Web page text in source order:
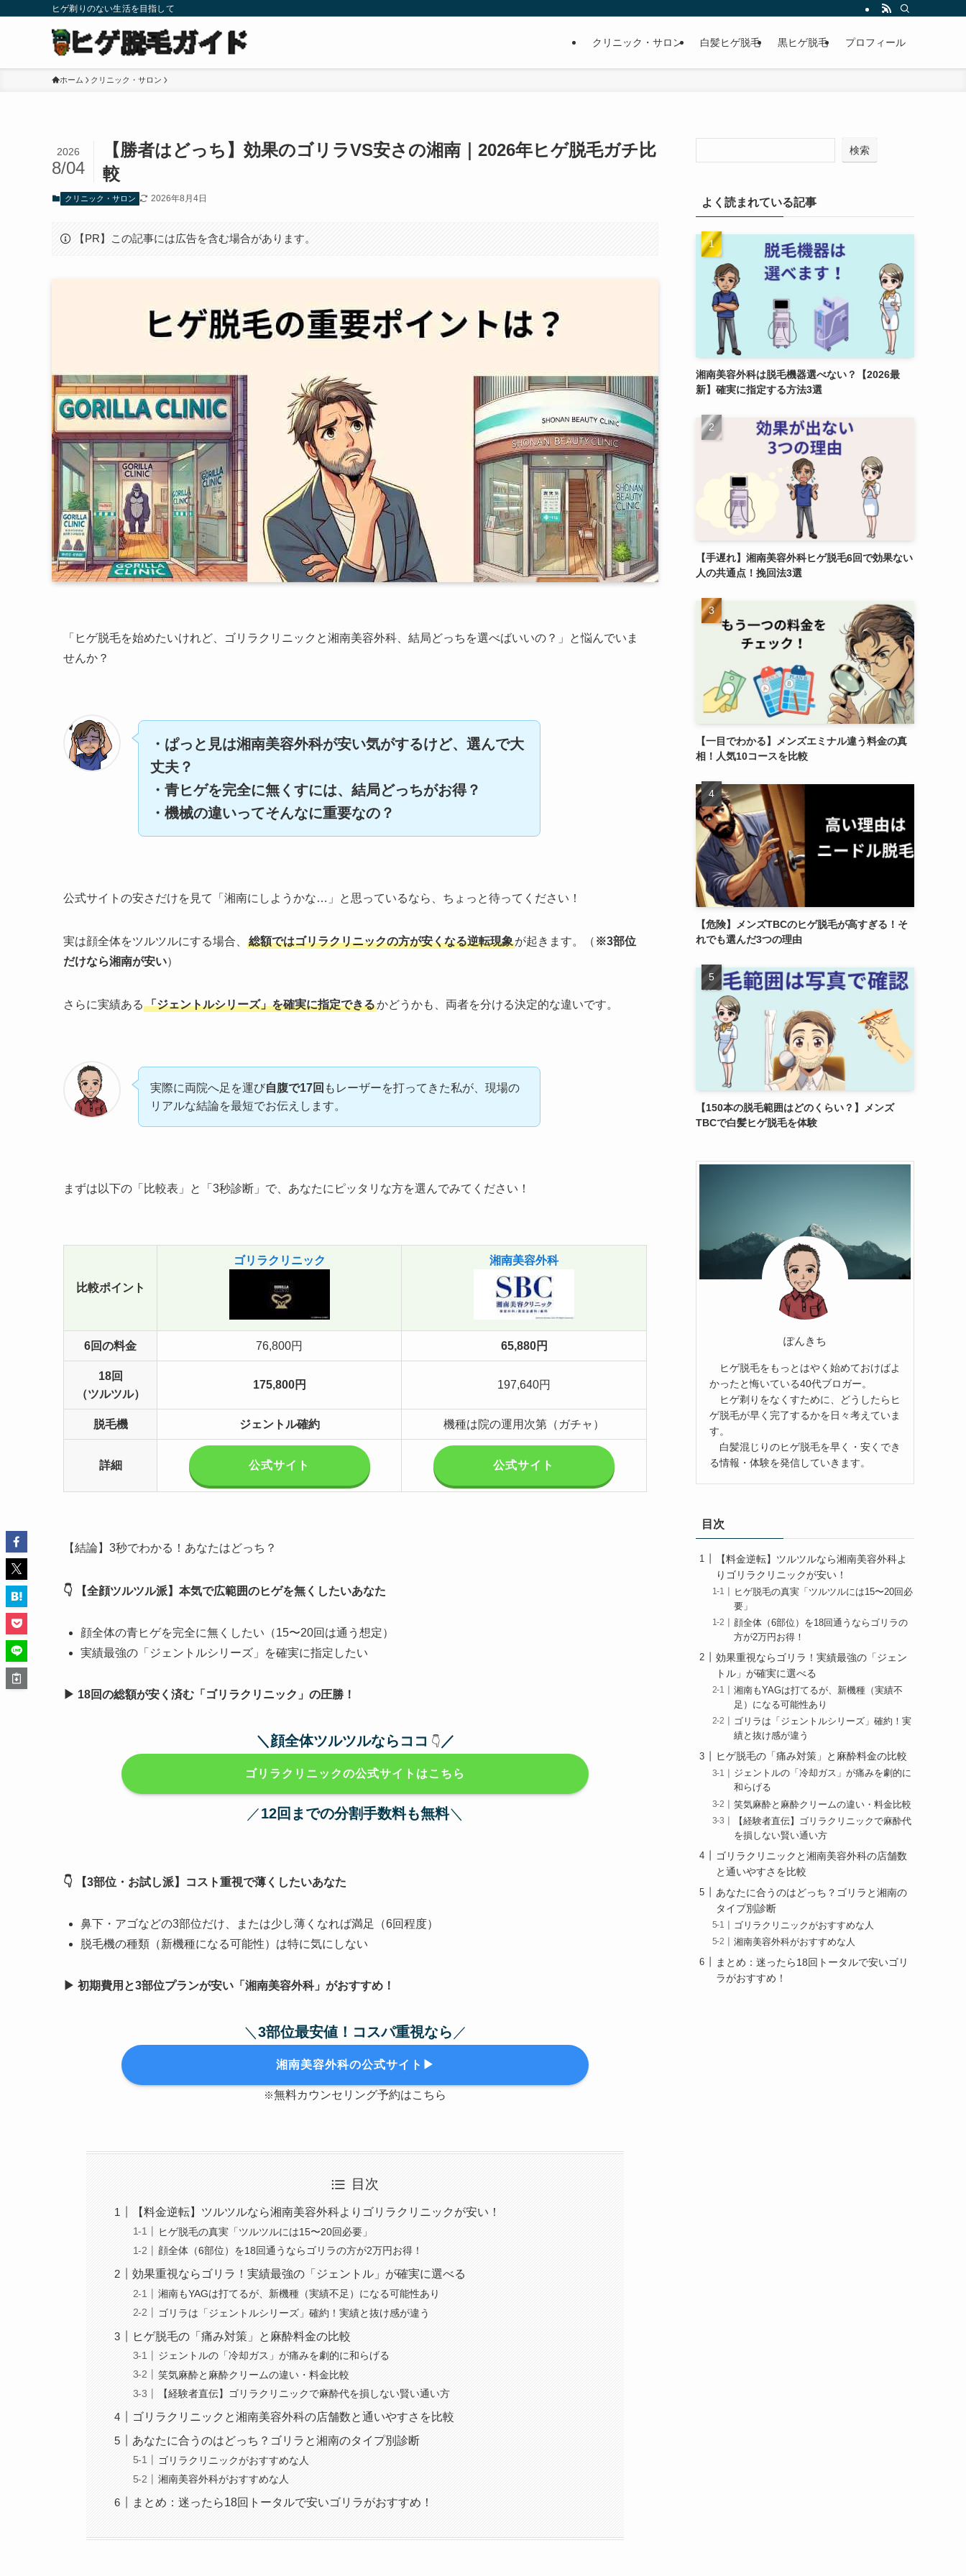
ヒゲ剃りのない生活を目指して
クリニック・サロン 白髪ヒゲ脱毛 黒ヒゲ脱毛 プロフィール
ホーム クリニック・サロン
【勝者はどっち】効果のゴリラVS安さの湘南｜2026年ヒゲ脱毛ガチ比
較
2026
8/04
クリニック・サロン 2026年8月4日
【PR】この記事には広告を含む場合があります。
「ヒゲ脱毛を始めたいけれど、ゴリラクリニックと湘南美容外科、結局どっちを選べばいいの？」と悩んでいま
せんか？
・ぱっと見は湘南美容外科が安い気がするけど、選んで大
丈夫？
・青ヒゲを完全に無くすには、結局どっちがお得？
・機械の違いってそんなに重要なの？
公式サイトの安さだけを見て「湘南にしようかな…」と思っているなら、ちょっと待ってください！
実は顔全体をツルツルにする場合、 総額ではゴリラクリニックの方が安くなる逆転現象が起きます。（ ※3部位
だけなら湘南が安い）
さらに実績ある 「ジェントルシリーズ」を確実に指定できるかどうかも、両者を分ける決定的な違いです。
実際に両院へ足を運び自腹で17回 もレーザーを打ってきた私が、現場の
リアルな結論を最短でお伝えします。
まずは以下の「比較表」と「3秒診断」で、あなたにピッタリな方を選んでみてください！
比較ポイント
ゴリラクリニック 湘南美容外科
6回の料金 76,800円 65,880円
18回
（ツルツル）
175,800円 197,640円
脱毛機 ジェントル確約 機種は院の運用次第（ガチャ）
詳細 公式サイト 公式サイト
【結論】3秒でわかる！あなたはどっち？
👇 【全顔ツルツル派】本気で広範囲のヒゲを無くしたいあなた
顔全体の青ヒゲを完全に無くしたい（15〜20回は通う想定）
実績最強の「ジェントルシリーズ」を確実に指定したい
▶︎ 18回の総額が安く済む「ゴリラクリニック」の圧勝！
＼ 顔全体ツルツルならココ 👇️ ／
ゴリラクリニックの公式サイトはこちら
／12回までの分割手数料も無料＼
👇 【3部位・お試し派】コスト重視で薄くしたいあなた
鼻下・アゴなどの3部位だけ、または少し薄くなれば満足（6回程度）
脱毛機の種類（新機種になる可能性）は特に気にしない
▶︎ 初期費用と3部位プランが安い「湘南美容外科」がおすすめ！
＼ 3部位最安値！コスパ重視なら ／
湘南美容外科の公式サイト▶
※無料カウンセリング予約はこちら
目次
【料金逆転】ツルツルなら湘南美容外科よりゴリラクリニックが安い！
ヒゲ脱毛の真実「ツルツルには15〜20回必要」
顔全体（6部位）を18回通うならゴリラの方が2万円お得！
効果重視ならゴリラ！実績最強の「ジェントル」が確実に選べる
湘南もYAGは打てるが、新機種（実績不足）になる可能性あり
ゴリラは「ジェントルシリーズ」確約！実績と抜け感が違う
ヒゲ脱毛の「痛み対策」と麻酔料金の比較
ジェントルの「冷却ガス」が痛みを劇的に和らげる
笑気麻酔と麻酔クリームの違い・料金比較
【経験者直伝】ゴリラクリニックで麻酔代を損しない賢い通い方
ゴリラクリニックと湘南美容外科の店舗数と通いやすさを比較
あなたに合うのはどっち？ゴリラと湘南のタイプ別診断
ゴリラクリニックがおすすめな人
湘南美容外科がおすすめな人
まとめ：迷ったら18回トータルで安いゴリラがおすすめ！
検索
よく読まれている記事
湘南美容外科は脱毛機器選べない？【2026最
新】確実に指定する方法3選
【手遅れ】湘南美容外科ヒゲ脱毛6回で効果ない
人の共通点！挽回法3選
【一目でわかる】メンズエミナル違う料金の真
相！人気10コースを比較
【危険】メンズTBCのヒゲ脱毛が高すぎる！そ
れでも選んだ3つの理由
【150本の脱毛範囲はどのくらい？】メンズ
TBCで白髪ヒゲ脱毛を体験
ぽんきち
ヒゲ脱毛をもっとはやく始めておけばよ
かったと悔いている40代ブロガー。
ヒゲ剃りをなくすために、どうしたらヒ
ゲ脱毛が早く完了するかを日々考えていま
す。
白髪混じりのヒゲ脱毛を早く・安くでき
る情報・体験を発信していきます。
目次
【料金逆転】ツルツルなら湘南美容外科よ
りゴリラクリニックが安い！
ヒゲ脱毛の真実「ツルツルには15〜20回必
要」
顔全体（6部位）を18回通うならゴリラの
方が2万円お得！
効果重視ならゴリラ！実績最強の「ジェン
トル」が確実に選べる
湘南もYAGは打てるが、新機種（実績不
足）になる可能性あり
ゴリラは「ジェントルシリーズ」確約！実
績と抜け感が違う
ヒゲ脱毛の「痛み対策」と麻酔料金の比較
ジェントルの「冷却ガス」が痛みを劇的に
和らげる
笑気麻酔と麻酔クリームの違い・料金比較
【経験者直伝】ゴリラクリニックで麻酔代
を損しない賢い通い方
ゴリラクリニックと湘南美容外科の店舗数
と通いやすさを比較
あなたに合うのはどっち？ゴリラと湘南の
タイプ別診断
ゴリラクリニックがおすすめな人
湘南美容外科がおすすめな人
まとめ：迷ったら18回トータルで安いゴリ
ラがおすすめ！